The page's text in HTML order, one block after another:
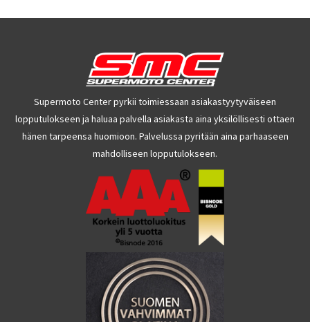
Supermoto Center pyrkii toimiessaan asiakastyytyväiseen
lopputulokseen ja haluaa palvella asiakasta aina yksilöllisesti ottaen
hänen tarpeensa huomioon. Palvelussa pyritään aina parhaaseen
mahdolliseen lopputulokseen.